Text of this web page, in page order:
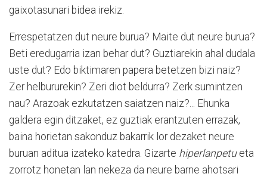
gaixotasunari bidea irekiz.
Errespetatzen dut neure burua? Maite dut neure burua?
Beti eredugarria izan behar dut? Guztiarekin ahal dudala
uste dut? Edo biktimaren papera betetzen bizi naiz?
Zer helbururekin? Zeri diot beldurra? Zerk sumintzen
nau? Arazoak ezkutatzen saiatzen naiz?... Ehunka
galdera egin ditzaket, ez guztiak erantzuten errazak,
baina horietan sakonduz bakarrik lor dezaket neure
buruan aditua izateko katedra. Gizarte hiperlanpetueta
zorrotz honetan lan nekeza da neure barne ahotsari